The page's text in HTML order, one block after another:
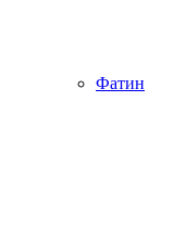
Фатин